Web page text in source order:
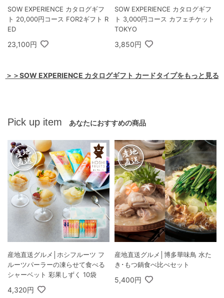
SOW EXPERIENCE カタログギフ
ト 20,000円コース FOR2ギフト R
ED
23,100円
SOW EXPERIENCE カタログギフ
ト 3,000円コース カフェチケット
TOKYO
3,850円
＞＞SOW EXPERIENCE カタログギフト カードタイプをもっと見る
Pick up item あなたにおすすめの商品
産地直送グルメ│ホシフルーツ フ
ルーツパーラーの凍らせて食べる
シャーベット 彩果しずく 10袋
4,320円
産地直送グルメ│博多華味鳥 水た
き･もつ鍋食べ比べセット
5,400円